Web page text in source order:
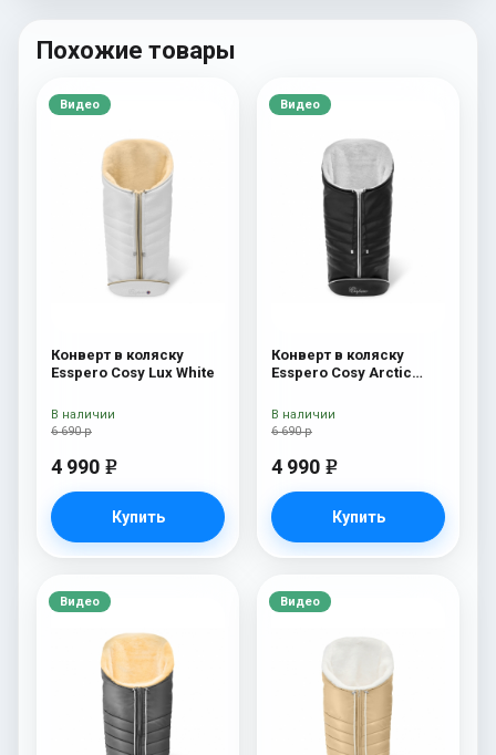
Похожие товары
Видео
Конверт в коляску
Esspero Cosy Lux White
6 690 р
4 990 e
Купить
В наличии
Видео
Конверт в коляску
Esspero Cosy Arctic
6 690 р
4 990 e
Купить
В наличии
Видео Видео